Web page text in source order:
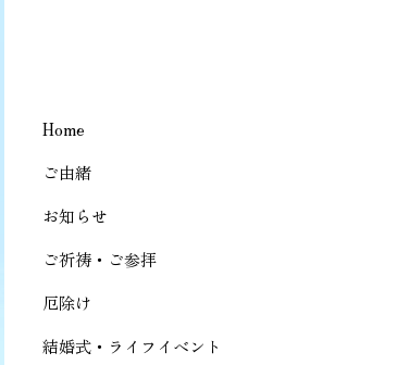
Home
ご由緒
お知らせ
ご祈祷・ご参拝
厄除け
結婚式・ライフイベント